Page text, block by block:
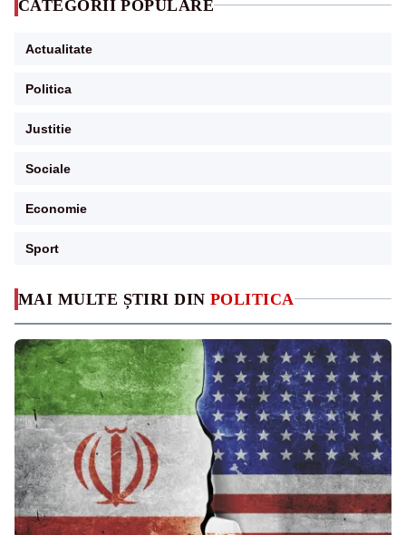
MAI MULTE ȘTIRI DIN POLITICA
CATEGORII POPULARE
Actualitate
Politica
Justitie
Sociale
Economie
Sport